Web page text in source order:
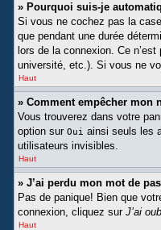
» Pourquoi suis-je
Si vous ne cochez pas la case
que pendant une durée
lors de la connexion. Ce
université, etc.). Si vous ne
Haut
» Comment empêcher mon
Vous trouverez dans votre
option sur Oui ainsi seuls les
utilisateurs invisibles.
Haut
» J’ai perdu mon mot de
Pas de panique! Bien que
connexion, cliquez sur J’ai
Haut